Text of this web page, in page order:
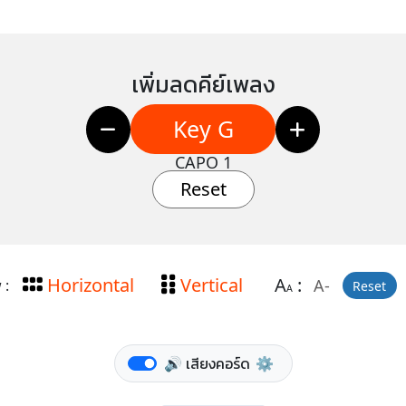
เพิ่มลดคีย์เพลง
Key G
CAPO 1
Reset
: Horizontal Vertical AA: A- Reset
🔊 เสียงคอร์ด ⚙️